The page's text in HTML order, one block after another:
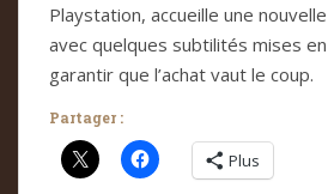
Playstation, accueille une
avec quelques subtilités mises
garantir que l’achat vaut le coup.
Partager :
Plus